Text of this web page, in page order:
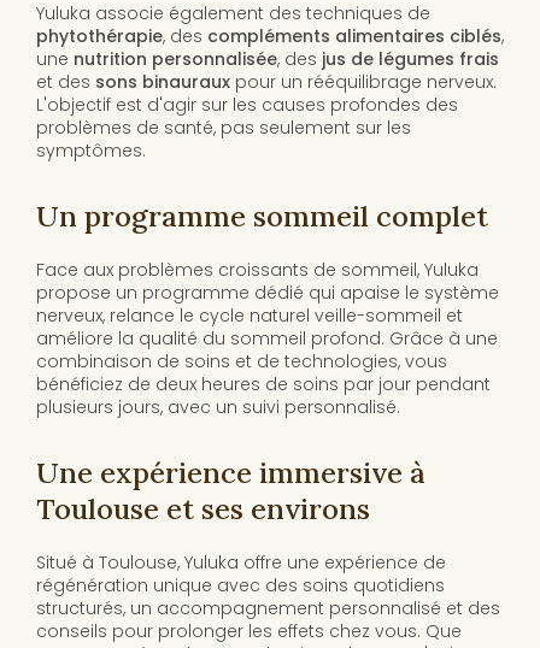
Yuluka associe également des techniques de
phytothérapie, des compléments alimentaires ciblés,
une nutrition personnalisée, des jus de légumes frais
et des sons binauraux pour un rééquilibrage nerveux.
L'objectif est d'agir sur les causes profondes des
problèmes de santé, pas seulement sur les
symptômes.
Un programme sommeil complet
Face aux problèmes croissants de sommeil, Yuluka
propose un programme dédié qui apaise le système
nerveux, relance le cycle naturel veille-sommeil et
améliore la qualité du sommeil profond. Grâce à une
combinaison de soins et de technologies, vous
bénéficiez de deux heures de soins par jour pendant
plusieurs jours, avec un suivi personnalisé.
Une expérience immersive à
Toulouse et ses environs
Situé à Toulouse, Yuluka offre une expérience de
régénération unique avec des soins quotidiens
structurés, un accompagnement personnalisé et des
conseils pour prolonger les effets chez vous. Que